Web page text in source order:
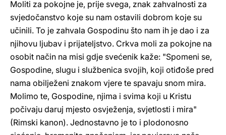
Moliti za pokojne je, prije svega, znak zahvalnosti za
svjedočanstvo koje su nam ostavili dobrom koje su
učinili. To je zahvala Gospodinu što nam ih je dao i za
njihovu ljubav i prijateljstvo. Crkva moli za pokojne na
osobit način na misi gdje svećenik kaže: "Spomeni se,
Gospodine, slugu i službenica svojih, koji otiđoše pred
nama obilježeni znakom vjere te spavaju snom mira.
Molimo te, Gospodine, njima i svima koji u Kristu
počivaju daruj mjesto osvježenja, svjetlosti i mira"
(Rimski kanon). Jednostavno je to i plodonosno